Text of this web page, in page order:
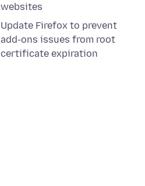
websites
Update Firefox to prevent
add-ons issues from root
certificate expiration